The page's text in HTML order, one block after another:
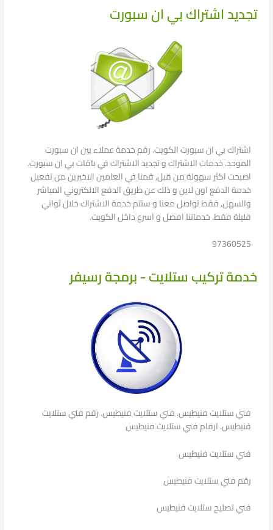
تجديد اشتراك بي ان سبورت
اشتراك بي ان سبورت الكويت. رقم خدمة عملاء بين ان سبورت
الموحد. خدمات الاشتراك و تجديد الاشتراك في باقات بي ان سبورت.
اصبحت اكثر سهولة من قبل, قمنا في العامين الاخيرين من تفعيل
خدمة الدفع اون لاين و ذلك عن طريق الدفع الالكتروني المباشر
والسهل, فقط تواصل معنا و ستتم خدمة الاشتراك خلال ثواني
قليلة فقط. خدماتنا افضل و اسرع داخل الكويت.
97360525
خدمة تركيب ستلايت - برمجة رسيفر
فني ستلايت فنيطيس. فني ستلايت فنيطيس. رقم فني ستلايت
فنيطيس. ارقام فني ستلايت فنيطيس
فني ستلايت فنيطيس
رقم فني ستلايت فنيطيس
فني تصليح ستلايت فنيطيس